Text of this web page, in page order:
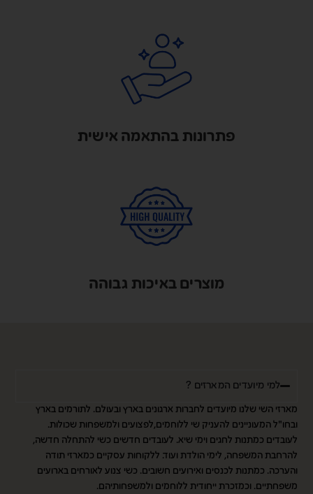
פתרונות בהתאמה אישית
מוצרים באיכות גבוהה
למי מיועדים המארזים ?
מארזי השי שלנו מיועדים לחברות ארגונים בארץ ובעולם. לתורמים בארץ
ובחו"ל המעוניינים להעניק שי ללוחמים,לפצועים ולמשפחות שכולות.
לעובדים כמתנות לחגים וימי שיא. לעובדים חדשים כשי להתחלה חדשה,
להרחבת המשפחה, לימי הולדת ועוד. ללקוחות עסקיים כמארזי תודה
והערכה. כמתנות לכנסים ואירועים חשובים. כשי צנוע לאורחים בארועים
משפחתיים. וכמזכרת ייחודית ללוחמים ולמשפחותיהם.